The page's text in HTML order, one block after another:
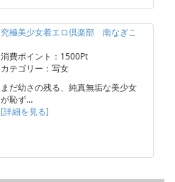
究極美少女着エロ倶楽部 南なぎこ
消費ポイント：1500Pt
カテゴリー：写女
まだ幼さの残る、純真無垢な美少女
が恥ず…
[詳細を見る]